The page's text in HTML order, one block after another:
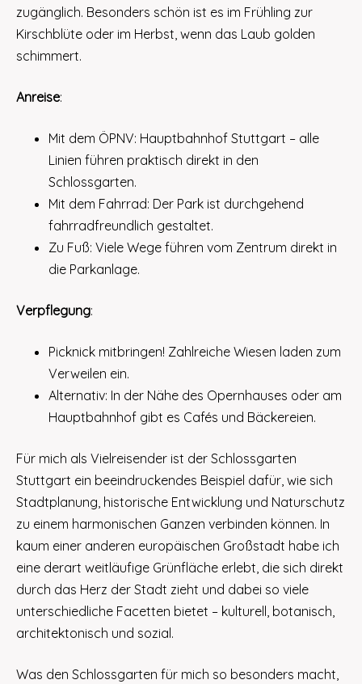
zugänglich. Besonders schön ist es im Frühling zur
Kirschblüte oder im Herbst, wenn das Laub golden
schimmert.
Anreise:
Mit dem ÖPNV: Hauptbahnhof Stuttgart – alle
Linien führen praktisch direkt in den
Schlossgarten.
Mit dem Fahrrad: Der Park ist durchgehend
fahrradfreundlich gestaltet.
Zu Fuß: Viele Wege führen vom Zentrum direkt in
die Parkanlage.
Verpflegung:
Picknick mitbringen! Zahlreiche Wiesen laden zum
Verweilen ein.
Alternativ: In der Nähe des Opernhauses oder am
Hauptbahnhof gibt es Cafés und Bäckereien.
Für mich als Vielreisender ist der Schlossgarten
Stuttgart ein beeindruckendes Beispiel dafür, wie sich
Stadtplanung, historische Entwicklung und Naturschutz
zu einem harmonischen Ganzen verbinden können. In
kaum einer anderen europäischen Großstadt habe ich
eine derart weitläufige Grünfläche erlebt, die sich direkt
durch das Herz der Stadt zieht und dabei so viele
unterschiedliche Facetten bietet – kulturell, botanisch,
architektonisch und sozial.
Was den Schlossgarten für mich so besonders macht,